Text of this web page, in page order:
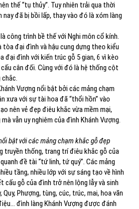
thế “tụ thủy”. Tuy nhiên trải qua thời
nay đã bị bồi lấp, thay vào đó là xóm làng
công trình bề thế với Nghi môn cổ kính.
tòa đại đình và hậu cung dựng theo kiểu
đại đình với kiến trúc gỗ 5 gian, 6 vì kèo
cân đối. Cùng với đó là hệ thống cột
Vượng nổi bật bởi các mảng chạm
xưa với sự tài hoa đã “thổi hồn” vào
nên vẻ đẹp điêu khắc vừa mềm mại,
vẫn uy nghiêm của đình Khánh Vượng.
bật với các mảng chạm khắc gỗ đẹp
truyền thống, trang trí điêu khắc gỗ của
đề tài “tứ linh, tứ quý”. Các mảng
tầng, nhiều lớp với sự sáng tạo về hình
cấu gỗ của đình trở nên lộng lẫy và sinh
Quy, Phượng, tùng, cúc, trúc, mai, hoa văn
đình làng Khánh Vượng được đánh